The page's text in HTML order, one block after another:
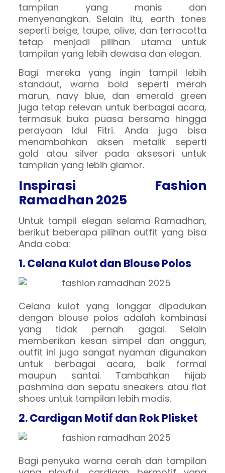
tampilan yang manis dan
menyenangkan. Selain itu, earth tones
seperti beige, taupe, olive, dan terracotta
tetap menjadi pilihan utama untuk
tampilan yang lebih dewasa dan elegan.
Bagi mereka yang ingin tampil lebih
standout, warna bold seperti merah
marun, navy blue, dan emerald green
juga tetap relevan untuk berbagai acara,
termasuk buka puasa bersama hingga
perayaan Idul Fitri. Anda juga bisa
menambahkan aksen metalik seperti
gold atau silver pada aksesori untuk
tampilan yang lebih glamor.
Inspirasi Fashion
Ramadhan 2025
Untuk tampil elegan selama Ramadhan,
berikut beberapa pilihan outfit yang bisa
Anda coba:
1. Celana Kulot dan Blouse Polos
Celana kulot yang longgar dipadukan
dengan blouse polos adalah kombinasi
yang tidak pernah gagal. Selain
memberikan kesan simpel dan anggun,
outfit ini juga sangat nyaman digunakan
untuk berbagai acara, baik formal
maupun santai. Tambahkan hijab
pashmina dan sepatu sneakers atau flat
shoes untuk tampilan lebih modis.
2. Cardigan Motif dan Rok Plisket
Bagi penyuka warna cerah dan tampilan